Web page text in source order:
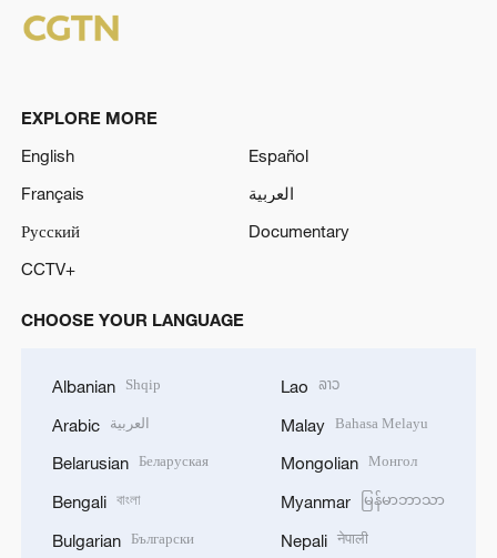
EXPLORE MORE
English
Español
Français
العربية
Русский
Documentary
CCTV+
CHOOSE YOUR LANGUAGE
Albanian Shqip
Arabic العربية
Belarusian Беларуская
Bengali বাংলা
Bulgarian Български
Lao ລາວ
Malay Bahasa Melayu
Mongolian Монгол
Myanmar မြန်မာဘာသာ
Nepali नेपाली